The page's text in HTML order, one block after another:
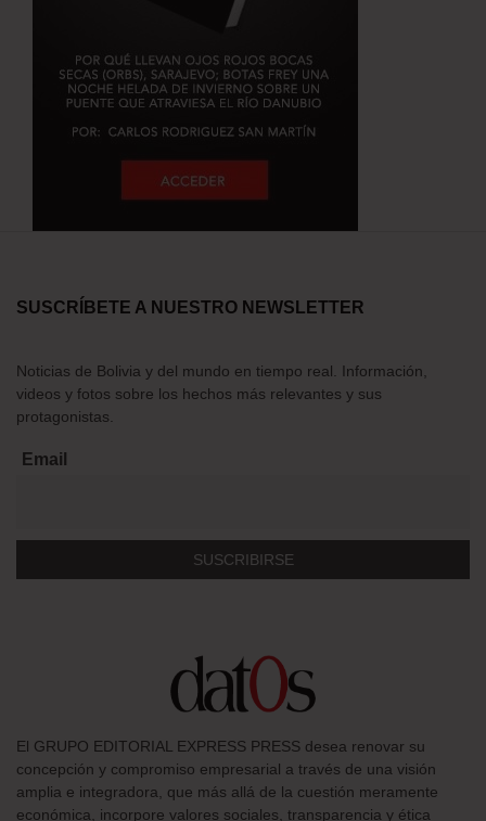
SUSCRÍBETE A NUESTRO NEWSLETTER
Noticias de Bolivia y del mundo en tiempo real. Información,
videos y fotos sobre los hechos más relevantes y sus
protagonistas.
Email
El GRUPO EDITORIAL EXPRESS PRESS desea renovar su
concepción y compromiso empresarial a través de una visión
amplia e integradora, que más allá de la cuestión meramente
económica, incorpore valores sociales, transparencia y ética